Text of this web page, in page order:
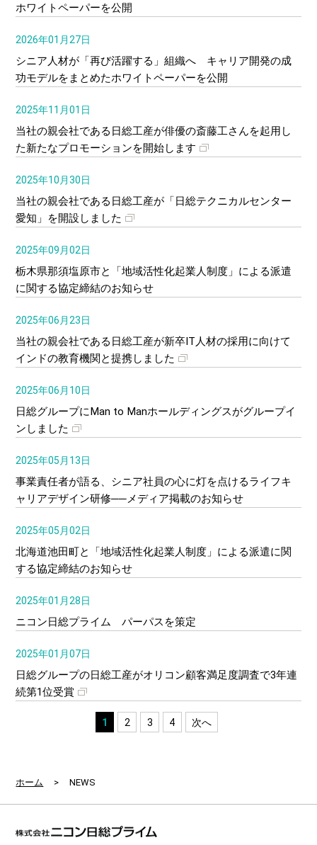
ホワイトペーパーを公開
2026年01月27日
シニア人材が「再び活躍する」組織へ キャリア開発の成
功モデルをまとめたホワイトペーパーを公開
2025年11月01日
当社の親会社である日総工産が俳優の斎藤工さんを起用し
た新たなプロモーションを開始します
2025年10月30日
当社の親会社である日総工産が「日総テクニカルセンター
愛知」を開設しました
2025年09月02日
栃木県那須塩原市と「地域活性化起業人制度」による派遣
に関する協定締結のお知らせ
2025年06月23日
当社の親会社である日総工産が新卒IT人材の採用に向けて
インドの教育機関と提携しました
2025年06月10日
日総グループにMan to Manホールディングスがグループイ
ンしました
2025年05月13日
事業責任者が語る、シニア社員の心に灯を点けるライフキ
ャリアデザイン研修──メディア掲載のお知らせ
2025年05月02日
北海道池田町と「地域活性化起業人制度」による派遣に関
する協定締結のお知らせ
2025年01月28日
ニコン日総プライム パーパスを策定
2025年01月07日
日総グループの日総工産がオリコン顧客満足度調査で3年連
続第1位受賞
1 2 3 4 次へ
ホーム > NEWS